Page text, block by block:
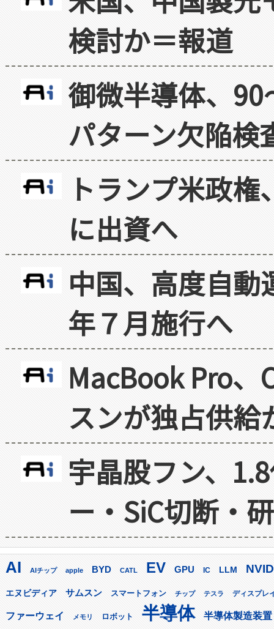
検討か＝報道
御微半導体、
パターン欠陥検
トランプ米政
に出資へ
中国、高度自
年７月施行へ
MacBook Pro
スンが独占供給
宇晶股フン、
ー・SiC切断・
AI AIチップ apple BYD CATL EV GPU IC LLM
エヌビディア サムスン スマートフォン チップ テスラ ディスプレ
ファーウェイ メモリ ロボット 半導体 半導体製造装置